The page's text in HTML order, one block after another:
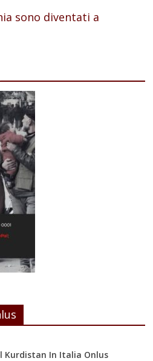
sono diventati a
Kurdistan In Italia Onlus